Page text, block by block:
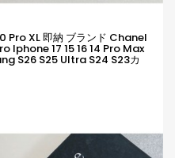
XL 即納 ブランド Chanel
Iphone 17 15 16 14 Pro Max
S26 S25 Ultra S24 S23カ
ションダイヤモンドパター
ス Iphone/Galaxy/Google